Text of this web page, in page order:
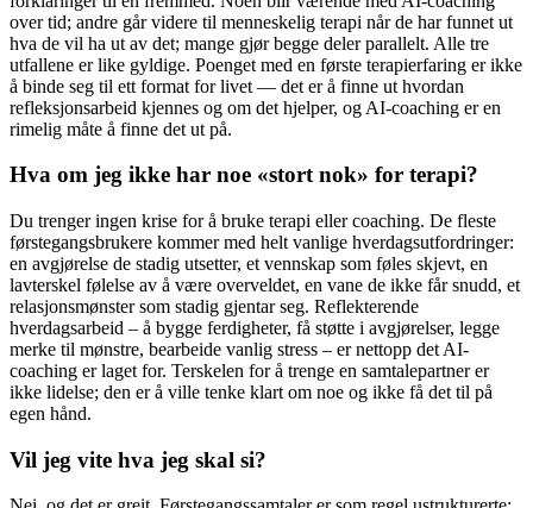
over tid; andre går videre til menneskelig terapi når de har funnet ut
hva de vil ha ut av det; mange gjør begge deler parallelt. Alle tre
utfallene er like gyldige. Poenget med en første terapierfaring er ikke
å binde seg til ett format for livet — det er å finne ut hvordan
refleksjonsarbeid kjennes og om det hjelper, og AI-coaching er en
rimelig måte å finne det ut på.
Hva om jeg ikke har noe «stort nok» for terapi?
Du trenger ingen krise for å bruke terapi eller coaching. De fleste
førstegangsbrukere kommer med helt vanlige hverdagsutfordringer:
en avgjørelse de stadig utsetter, et vennskap som føles skjevt, en
lavterskel følelse av å være overveldet, en vane de ikke får snudd, et
relasjonsmønster som stadig gjentar seg. Reflekterende
hverdagsarbeid – å bygge ferdigheter, få støtte i avgjørelser, legge
merke til mønstre, bearbeide vanlig stress – er nettopp det AI-
coaching er laget for. Terskelen for å trenge en samtalepartner er
ikke lidelse; den er å ville tenke klart om noe og ikke få det til på
egen hånd.
Vil jeg vite hva jeg skal si?